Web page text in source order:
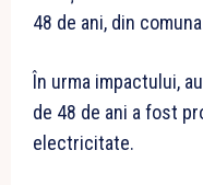
48 de ani, din
În urma impactului,
de 48 de ani a fost
electricitate.